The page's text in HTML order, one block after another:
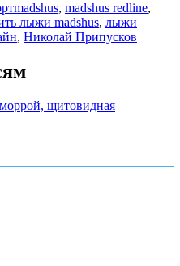
madshus, madshus redline,
лыжи madshus, лыжи
, Николай Припусков
щитовидная